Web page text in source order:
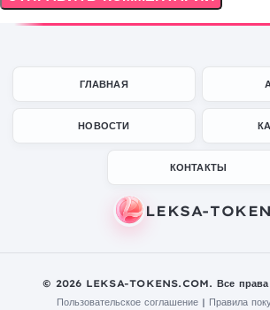
ГЛАВНАЯ
НОВОСТИ
КОНТАКТЫ
© 2026 LEKSA-TOKENS.COM. Все
Пользовательское соглашение | Правила